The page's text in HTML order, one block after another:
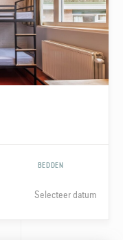
BEDDEN
Selecteer datum